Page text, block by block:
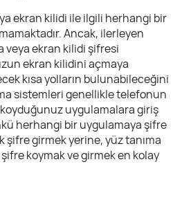
ekran kilidi ile ilgili herhangi bir
Ancak, ilerleyen
veya ekran kilidi şifresi
ekran kilidini açmaya
kısa yolların bulunabileceğini
sistemleri genellikle telefonun
uygulamalara giriş
herhangi bir uygulamaya şifre
şifre girmek yerine, yüz tanıma
koymak ve girmek en kolay